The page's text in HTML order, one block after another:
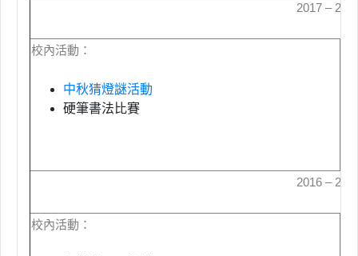
2017 –
校內活動：
中秋猜燈謎活動
硬筆書法比賽
2016 –
校內活動：